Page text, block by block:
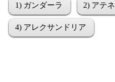
1) ガンダーラ 2) アテネ
4) アレクサンドリア